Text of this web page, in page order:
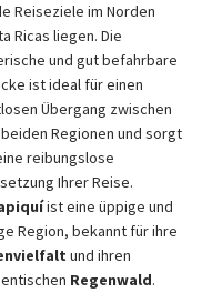
Reiseziele im Norden
Ricas liegen. Die
und gut befahrbare
ist ideal für einen
Übergang zwischen
Regionen und sorgt
reibungslose
Ihrer Reise.
ist eine üppige und
Region, bekannt für ihre
und ihren
Regenwald.